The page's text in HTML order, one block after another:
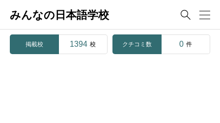
みんなの日本語学校 
掲載校 1394 校 クチコミ数 0 件